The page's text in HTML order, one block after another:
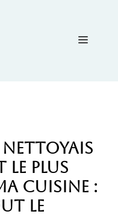
Menu
nettoyais
le plus
cuisine :
le